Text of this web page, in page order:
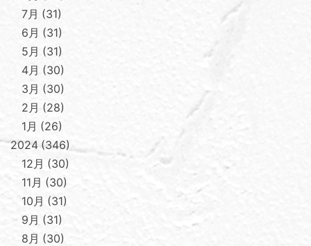
7月
31
6月
31
5月
31
4月
30
3月
30
2月
28
1月
26
2024 346
12月
30
11月
30
10月
31
9月
31
8月
30